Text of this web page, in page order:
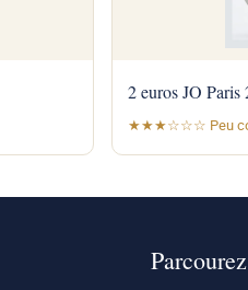
2 euros JO
★★★☆☆☆ Peu